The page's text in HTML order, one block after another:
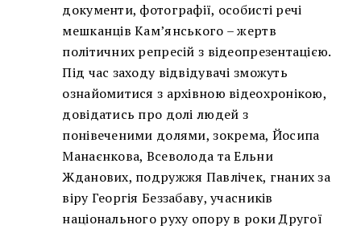
документи, фотографії, особисті речі
мешканців Кам’янського – жертв
політичних репресій з відеопрезентацією.
Під час заходу відвідувачі зможуть
ознайомитися з архівною відеохронікою,
довідатись про долі людей з
понівеченими долями, зокрема, Йосипа
Манаєнкова, Всеволода та Ельни
Жданових, подружжя Павлічек, гнаних за
віру Георгія Беззабаву, учасників
національного руху опору в роки Другої